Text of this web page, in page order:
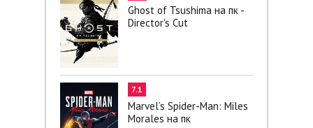
Ghost of Tsushima на пк -
Director's Cut
7.1
Marvel’s Spider-Man: Miles
Morales на пк